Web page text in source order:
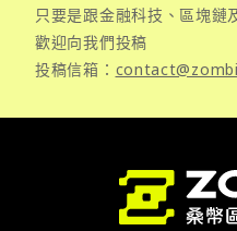
只要是跟金融科技、區塊鏈
歡迎向我們投稿
投稿信箱：